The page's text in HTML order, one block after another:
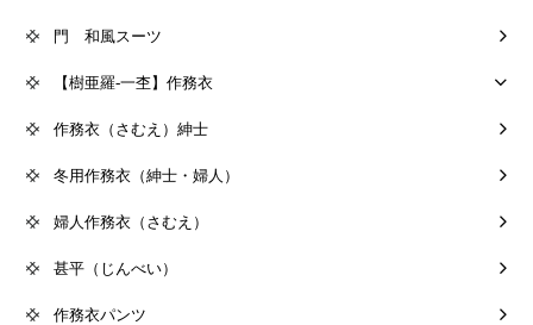
門 和風スーツ
【樹亜羅-一杢】作務衣
作務衣（さむえ）紳士
冬用作務衣（紳士・婦人）
婦人作務衣（さむえ）
甚平（じんべい）
作務衣パンツ